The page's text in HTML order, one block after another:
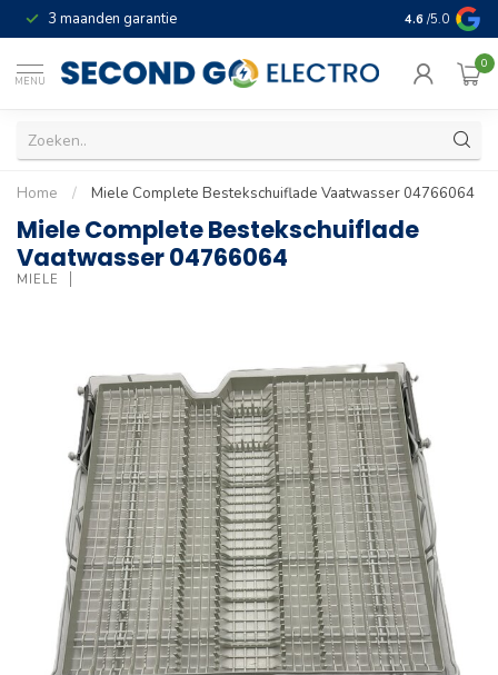
3 maanden garantie Geld terug
4.6 /5.0
MENU
0
Home / Miele Complete Bestekschuiflade Vaatwasser 04766064
Miele Complete Bestekschuiflade
Vaatwasser 04766064
MIELE